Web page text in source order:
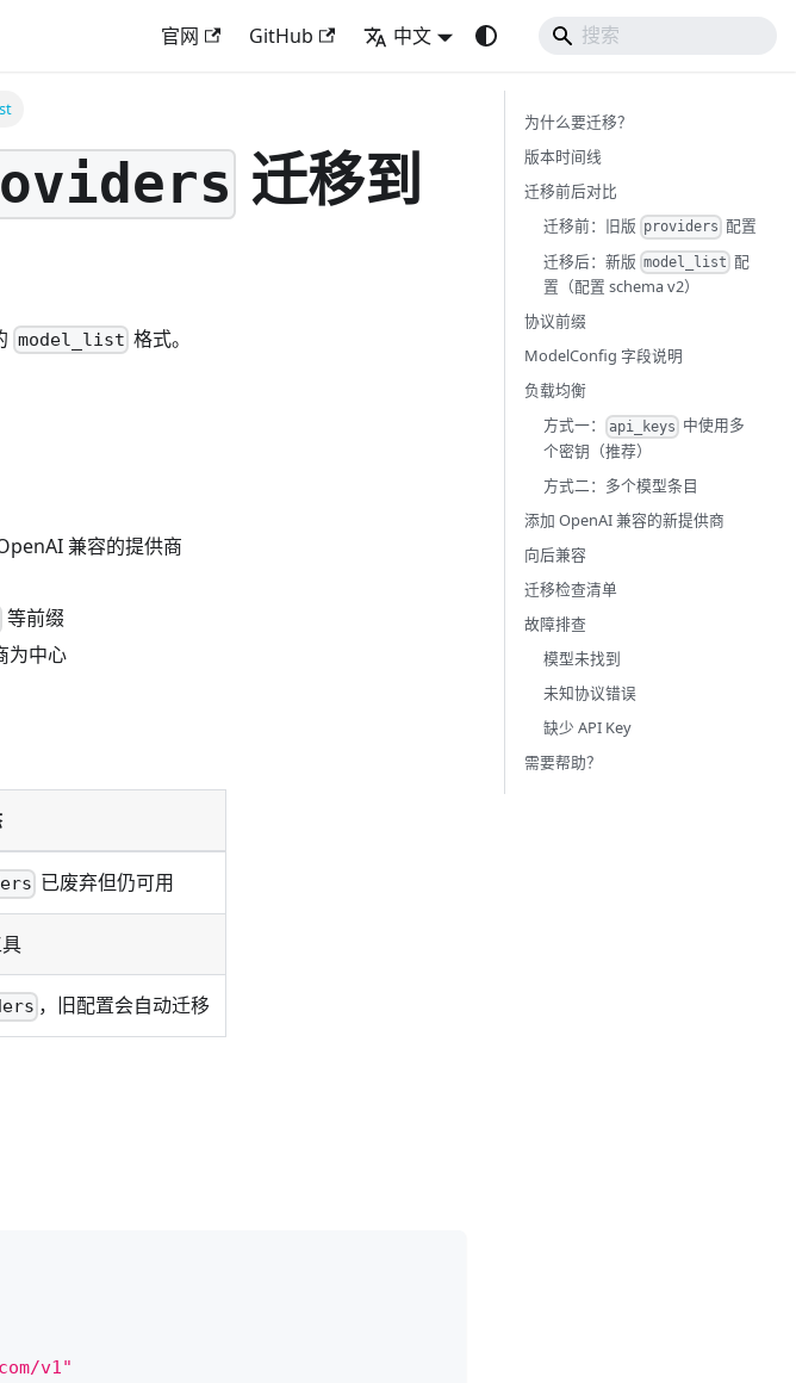
官网 GitHub 中文
迁移到
model_list 格式。
兼容的提供商
等前缀
为中心
已废弃但仍可用
，旧配置会自动迁移
v1"
为什么要迁移？
版本时间线
迁移前后对比
迁移前：旧版 providers 配置
迁移后：新版 model_list 配
置（配置 schema v2）
协议前缀
ModelConfig 字段说明
负载均衡
方式一：
api_keys 中使用多
个密钥（推荐）
方式二：多个模型条目
添加 OpenAI 兼容的新提供商
向后兼容
迁移检查清单
故障排查
模型未找到
未知协议错误
缺少 API Key
需要帮助？